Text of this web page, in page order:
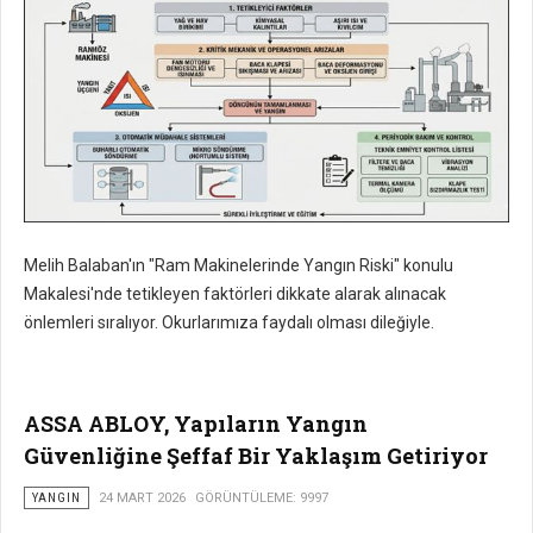
Melih Balaban'ın "Ram Makinelerinde Yangın Riski" konulu
Makalesi'nde tetikleyen faktörleri dikkate alarak alınacak
önlemleri sıralıyor. Okurlarımıza faydalı olması dileğiyle.
ASSA ABLOY, Yapıların Yangın
Güvenliğine Şeffaf Bir Yaklaşım Getiriyor
YANGIN 24 MART 2026 GÖRÜNTÜLEME: 9997